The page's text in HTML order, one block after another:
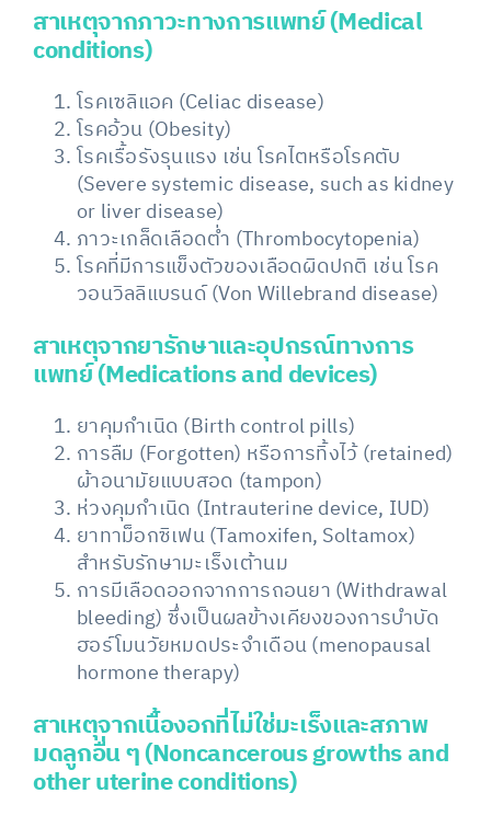
สาเหตุจากภาวะทางการแพทย์ (Medical
conditions)
โรคเซลิแอค (Celiac disease)
โรคอ้วน (Obesity)
โรคเรื้อรังรุนแรง เช่น โรคไตหรือโรคตับ
(Severe systemic disease, such as kidney
or liver disease)
ภาวะเกล็ดเลือดต่ำ (Thrombocytopenia)
โรคที่มีการแข็งตัวของเลือดผิดปกติ เช่น โรค
วอนวิลลิแบรนด์ (Von Willebrand disease)
สาเหตุจากยารักษาและอุปกรณ์ทางการ
แพทย์ (Medications and devices)
ยาคุมกำเนิด (Birth control pills)
การลืม (Forgotten) หรือการทิ้งไว้ (retained)
ผ้าอนามัยแบบสอด (tampon)
ห่วงคุมกำเนิด (Intrauterine device, IUD)
ยาทาม็อกซิเฟน (Tamoxifen, Soltamox)
สำหรับรักษามะเร็งเต้านม
การมีเลือดออกจากการถอนยา (Withdrawal
bleeding) ซึ่งเป็นผลข้างเคียงของการบำบัด
ฮอร์โมนวัยหมดประจำเดือน (menopausal
hormone therapy)
สาเหตุจากเนื้องอกที่ไม่ใช่มะเร็งและสภาพ
มดลูกอื่น ๆ (Noncancerous growths and
other uterine conditions)